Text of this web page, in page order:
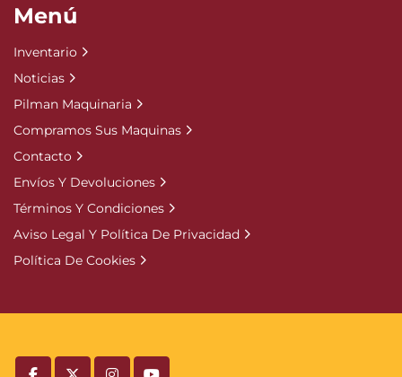
Menú
Inventario
Noticias
Pilman Maquinaria
Compramos Sus Maquinas
Contacto
Envíos Y Devoluciones
Términos Y Condiciones
Aviso Legal Y Política De Privacidad
Política De Cookies